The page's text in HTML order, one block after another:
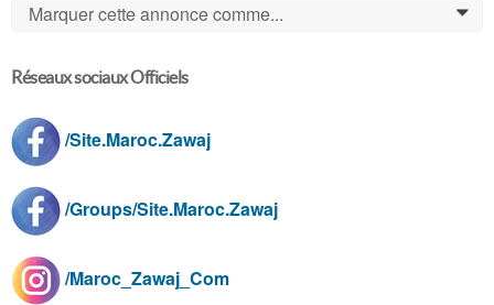
Marquer cette annonce comme... 0
Réseaux sociaux Officiels
/Site.Maroc.Zawaj
/Groups/Site.Maroc.Zawaj
/Maroc_Zawaj_Com